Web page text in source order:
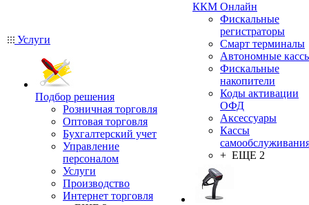
Услуги
Подбор решения
Розничная торговля
Оптовая торговля
Бухгалтерский учет
Управление
персоналом
Услуги
Производство
Интернет торговля
ККМ Онлайн
Фискальные
регистраторы
Смарт терминалы
Автономные
Фискальные
накопители
Коды активации
ОФД
Аксессуары
Кассы
+ ЕЩЕ 2